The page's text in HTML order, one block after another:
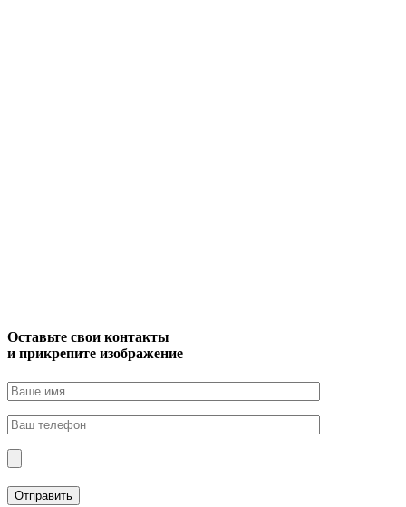
Оставьте свои контакты
и прикрепите изображение